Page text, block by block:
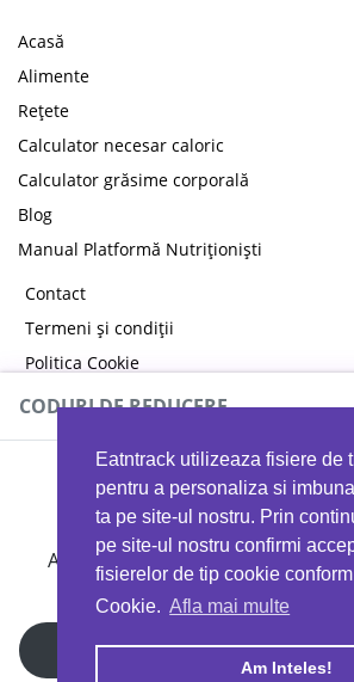
Eatntrack utilizeaza fisiere de
pentru a personaliza si
ta pe site-ul nostru. Prin
pe site-ul nostru confirmi
fisierelor de tip cookie
Cookie. Afla mai multe
Am Inteles!
Acasă
Alimente
Rețete
Calculator necesar caloric
Calculator grăsime corporală
Blog
Manual Platformă Nutriționiști
Contact
Termeni și condiții
Politica Cookie
Politica de confidențialitate
CODURI DE REDUCERE
Ai 40%reducere la orice comandă
EATTRACK
Profită acum